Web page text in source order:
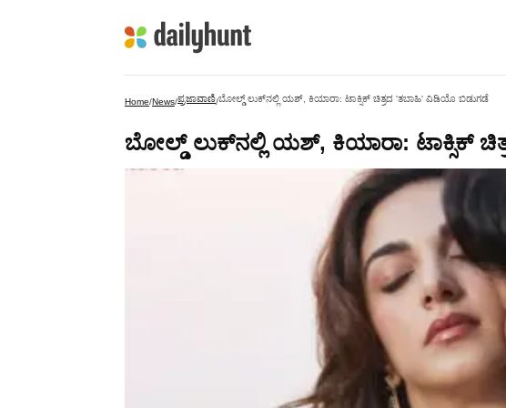
Home/News/ಪ್ರಜಾವಾಣಿ/ಬೋಲ್ಡ್‌ ಲುಕ್‌ನಲ್ಲಿ ಯಶ್, ಕಿಯಾರಾ: ಟಾಕ್ಸಿಕ್ ಚಿತ್ರದ 'ತಬಾಹಿ' ವಿಡಿಯೊ ಬಿಡುಗಡೆ
ಬೋಲ್ಡ್‌ ಲುಕ್‌ನಲ್ಲಿ ಯಶ್, ಕಿಯಾರಾ: ಟಾಕ್ಸಿಕ್